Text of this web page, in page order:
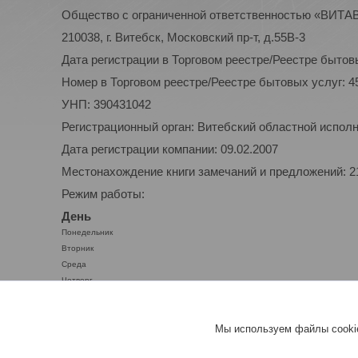
Общество с ограниченной ответственностью
210038, г. Витебск, Московский пр-т, д.55В-3
Дата регистрации в Торговом реестре/Реестре
Номер в Торговом реестре/Реестре бытовых услуг:
УНП: 390431042
Регистрационный орган: Витебский областной
Дата регистрации компании: 09.02.2007
Местонахождение книги замечаний и предложений:
Режим работы:
День
Понедельник
Вторник
Среда
Четверг
Мы используем файлы